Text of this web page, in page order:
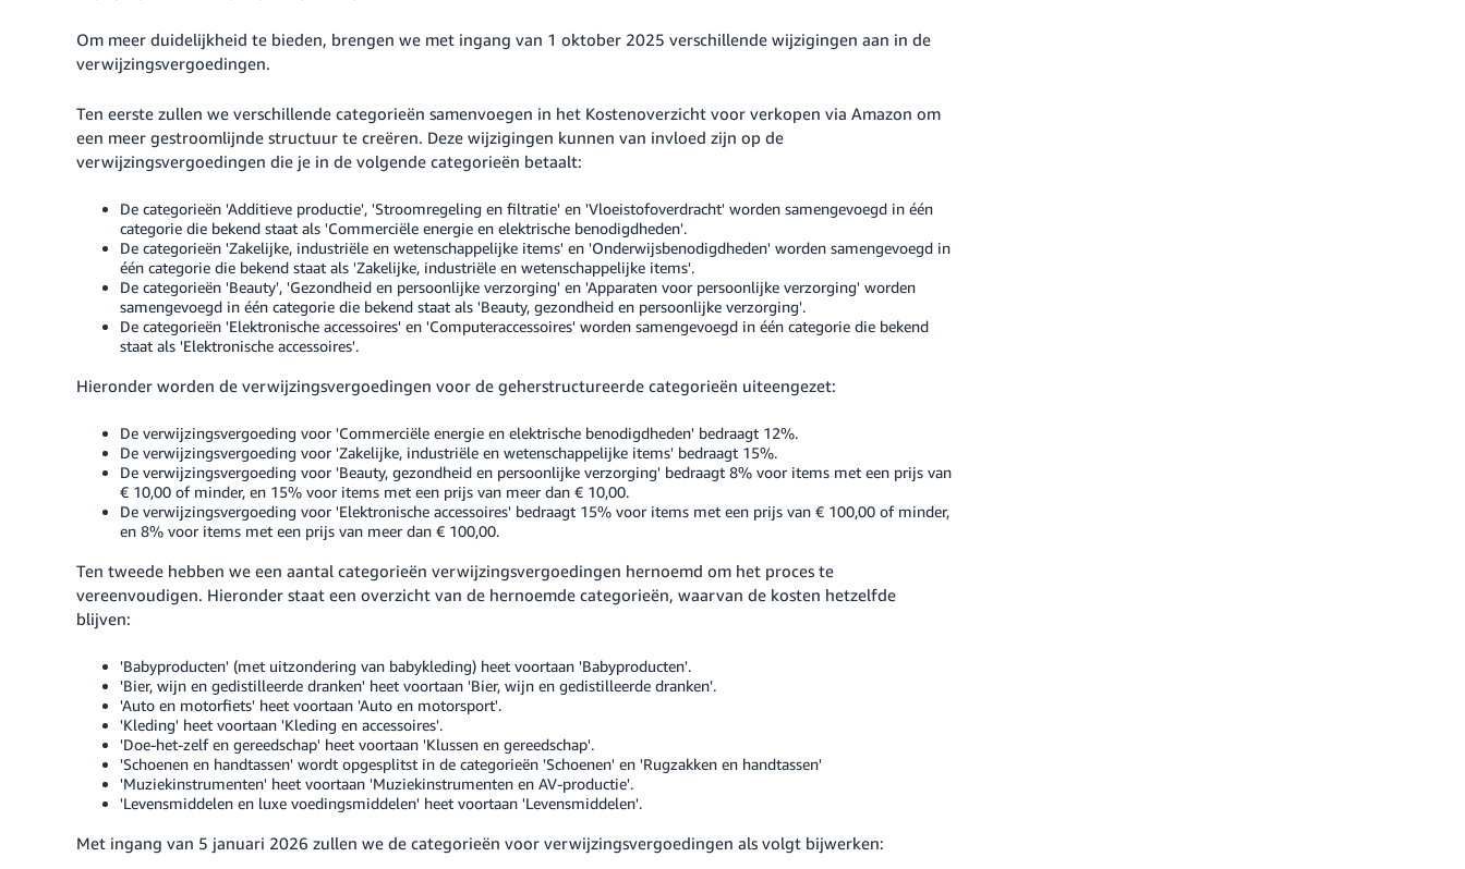
Om meer duidelijkheid te bieden, brengen we met ingang van 1 oktober 2025 verschillende wijzigingen aan in de
verwijzingsvergoedingen.
Ten eerste zullen we verschillende categorieën samenvoegen in het Kostenoverzicht voor verkopen via Amazon om
een meer gestroomlijnde structuur te creëren. Deze wijzigingen kunnen van invloed zijn op de
verwijzingsvergoedingen die je in de volgende categorieën betaalt:
De categorieën 'Additieve productie', 'Stroomregeling en filtratie' en 'Vloeistofoverdracht' worden samengevoegd in één
categorie die bekend staat als 'Commerciële energie en elektrische benodigdheden'.
De categorieën 'Zakelijke, industriële en wetenschappelijke items' en 'Onderwijsbenodigdheden' worden samengevoegd in
één categorie die bekend staat als 'Zakelijke, industriële en wetenschappelijke items'.
De categorieën 'Beauty', 'Gezondheid en persoonlijke verzorging' en 'Apparaten voor persoonlijke verzorging' worden
samengevoegd in één categorie die bekend staat als 'Beauty, gezondheid en persoonlijke verzorging'.
De categorieën 'Elektronische accessoires' en 'Computeraccessoires' worden samengevoegd in één categorie die bekend
staat als 'Elektronische accessoires'.
Hieronder worden de verwijzingsvergoedingen voor de geherstructureerde categorieën uiteengezet:
De verwijzingsvergoeding voor 'Commerciële energie en elektrische benodigdheden' bedraagt 12%.
De verwijzingsvergoeding voor 'Zakelijke, industriële en wetenschappelijke items' bedraagt 15%.
De verwijzingsvergoeding voor 'Beauty, gezondheid en persoonlijke verzorging' bedraagt 8% voor items met een prijs van
€ 10,00 of minder, en 15% voor items met een prijs van meer dan € 10,00.
De verwijzingsvergoeding voor 'Elektronische accessoires' bedraagt 15% voor items met een prijs van € 100,00 of minder,
en 8% voor items met een prijs van meer dan € 100,00.
Ten tweede hebben we een aantal categorieën verwijzingsvergoedingen hernoemd om het proces te
vereenvoudigen. Hieronder staat een overzicht van de hernoemde categorieën, waarvan de kosten hetzelfde
blijven:
'Babyproducten' (met uitzondering van babykleding) heet voortaan 'Babyproducten'.
'Bier, wijn en gedistilleerde dranken' heet voortaan 'Bier, wijn en gedistilleerde dranken'.
'Auto en motorfiets' heet voortaan 'Auto en motorsport'.
'Kleding' heet voortaan 'Kleding en accessoires'.
'Doe-het-zelf en gereedschap' heet voortaan 'Klussen en gereedschap'.
'Schoenen en handtassen' wordt opgesplitst in de categorieën 'Schoenen' en 'Rugzakken en handtassen'
'Muziekinstrumenten' heet voortaan 'Muziekinstrumenten en AV-productie'.
'Levensmiddelen en luxe voedingsmiddelen' heet voortaan 'Levensmiddelen'.
Met ingang van 5 januari 2026 zullen we de categorieën voor verwijzingsvergoedingen als volgt bijwerken: